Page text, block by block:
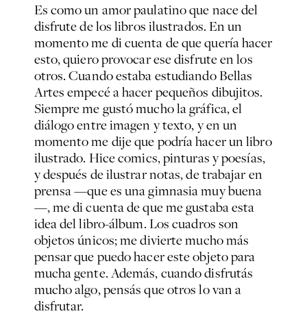
Es como un amor paulatino que nace del
disfrute de los libros ilustrados. En un
momento me di cuenta de que quería hacer
esto, quiero provocar ese disfrute en los
otros. Cuando estaba estudiando Bellas
Artes empecé a hacer pequeños dibujitos.
Siempre me gustó mucho la gráfica, el
diálogo entre imagen y texto, y en un
momento me dije que podría hacer un libro
ilustrado. Hice comics, pinturas y poesías,
y después de ilustrar notas, de trabajar en
prensa —que es una gimnasia muy buena
—, me di cuenta de que me gustaba esta
idea del libro-álbum. Los cuadros son
objetos únicos; me divierte mucho más
pensar que puedo hacer este objeto para
mucha gente. Además, cuando disfrutás
mucho algo, pensás que otros lo van a
disfrutar.